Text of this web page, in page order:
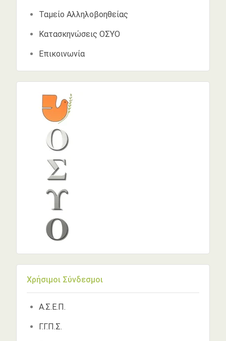
Ταμείο Αλληλοβοηθείας
Κατασκηνώσεις ΟΣΥΟ
Επικοινωνία
Χρήσιμοι Σύνδεσμοι
Α.Σ.Ε.Π.
Γ.Γ.Π.Σ.